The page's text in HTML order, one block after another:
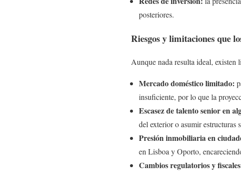
posteriores.
Riesgos y limitaciones que
Aunque nada resulta ideal, existen
Mercado doméstico limitado:
insuficiente, por lo que la
Escasez de talento senior en
del exterior o asumir estructuras
Presión inmobiliaria en
en Lisboa y Oporto,
Cambios regulatorios y